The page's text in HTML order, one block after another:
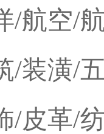
/航空/
/装潢/
/皮革/